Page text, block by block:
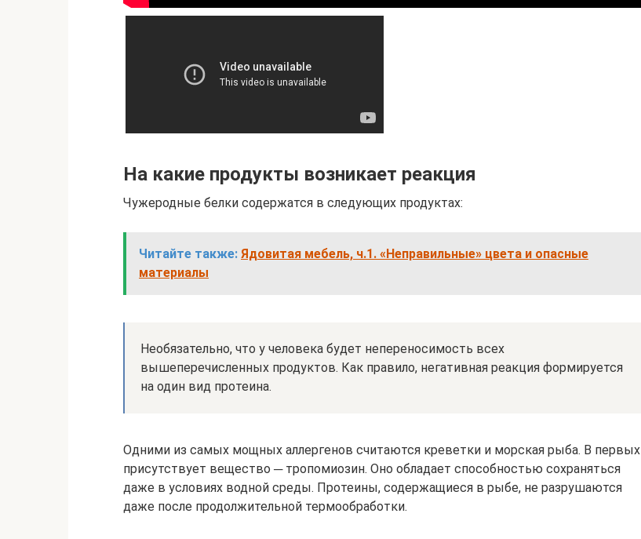
На какие продукты возникает реакция
Чужеродные белки содержатся в следующих продуктах:
Читайте также: Ядовитая мебель, ч.1. «Неправильные» цвета и опасные
материалы
Необязательно, что у человека будет непереносимость всех
вышеперечисленных продуктов. Как правило, негативная реакция формируется
на один вид протеина.
Одними из самых мощных аллергенов считаются креветки и морская рыба. В первых
присутствует вещество ─ тропомиозин. Оно обладает способностью сохраняться
даже в условиях водной среды. Протеины, содержащиеся в рыбе, не разрушаются
даже после продолжительной термообработки.